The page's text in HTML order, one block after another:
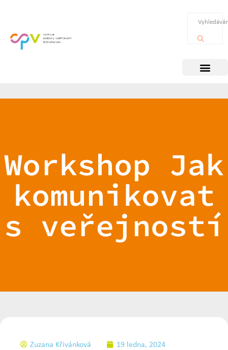
Workshop Jak
komunikovat
s veřejností
Zuzana Křivánková
19 ledna, 2024